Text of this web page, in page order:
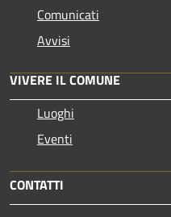
Comunicati
Avvisi
VIVERE IL COMUNE
Luoghi
Eventi
CONTATTI